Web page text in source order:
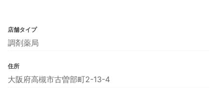
店舗タイプ
調剤薬局
住所
大阪府高槻市古曽部町2-13-4